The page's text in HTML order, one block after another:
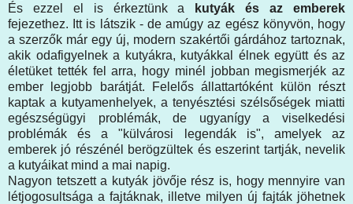
És ezzel el is érkeztünk a
kutyák és az emberek
fejezethez. Itt is látszik - de amúgy az egész könyvön, hogy
a szerzők már egy új, modern szakértői gárdához tartoznak,
akik odafigyelnek a kutyákra, kutyákkal élnek együtt és az
életüket tették fel arra, hogy minél jobban megismerjék az
ember legjobb barátját. Felelős állattartóként külön részt
kaptak a kutyamenhelyek, a tenyésztési szélsőségek miatti
egészségügyi problémák, de ugyanígy a viselkedési
problémák és a "külvárosi legendák is", amelyek az
emberek jó részénél berögzültek és eszerint tartják, nevelik
a kutyáikat mind a mai napig.
Nagyon tetszett a kutyák jövője rész is, hogy mennyire van
létjogosultsága a fajtáknak, illetve milyen új fajták jöhetnek